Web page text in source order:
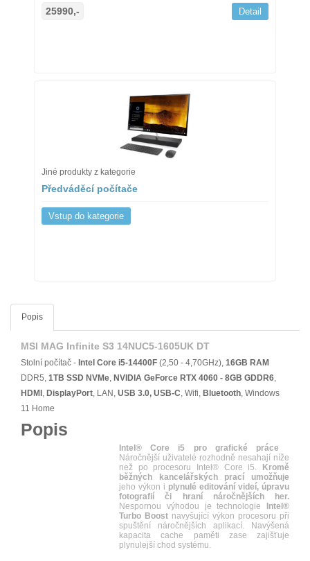
25990,- Detail
Jiné produkty z kategorie
Předváděcí počítače
Vstup do kategorie
Popis
MSI MAG Infinite S3 14NUC5-1605UK DT
Stolní počítač - Intel Core i5-14400F (2,50 - 4,70GHz), 16GB RAM
DDR5, 1TB SSD NVMe, NVIDIA GeForce RTX 4060 - 8GB GDDR6,
HDMI , DisplayPort, LAN, USB 3.0, USB-C, Wifi, Bluetooth, Windows
11 Home
Popis
Intel® Core i5 pro grafické práce
Náročnější uživatelé rozhodně nesahají níže
než po procesoru Intel® Core i5.
Kromě
běžných kancelářských prací umožňuje
jeho výkon i plynulé editování videí, úpravu
fotografií či hraní náročnějších her.
Nespornou výhodou je technologie
Intel®
Turbo Boost navyšující výkon procesoru při
spuštění náročnějších aplikací. Navýšená
kapacita cache paměti zase zajišťuje
plynulejší chod systému.